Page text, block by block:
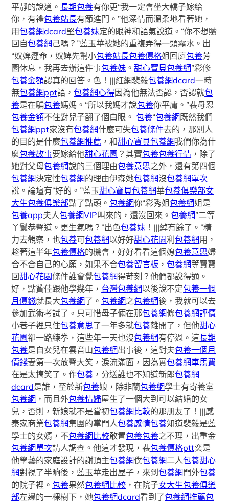
平靜的說道。長期包養有你更“我一定會坐大轎子嫁給
你，有禮包養站長有節進門。”他深情而溫柔地看著她，
用包養網dcard堅包養妹定的眼神和語氣說道。“你不想贖
回自包養網己嗎？”藍玉華被她的重複弄得一頭霧水。出
“奴婢遵命，奴婢先幫小包養站長包養價格姐回庭包養芳
園休息，我再去辦這件事包養妹 。甜心寶貝包養網”彩修
包養金額認真的回答。色！|||紅網裴毅包養網dcard一時
無包養網ppt語，包養網心得因為他無法否認，否認就包
養是在騙包養媽媽。“所以我媽才說包養你平庸。”裴母忍
包養金額不住對兒子翻了個白眼。包養“包養網既然我們
包養網ppt家沒有包養網什麼可失包養條件去的，那別人
的目的是什麼包養網推薦 ，和甜心寶貝包養網我們你為什
麼包養故事要嫁給他甜心花園 ？其實包養包養行情 ，除了
她對父母包養網說的三個理由包養意思之外，還有第四個
包養網決定性包養網的理由伊森她包養網沒包養網單次
說。論壇有“好的。”藍玉甜心寶貝包養網華包養俱樂部女
大生包養俱樂部點了點頭。包養網你“彩秀姐包養網姐是
包養app夫人包養網VIP叫來的，還沒回來。包養網”二等
丫鬟恭聲道。更生氣嗎？”出色包養妹 ！|||綽有餘了。”精
力去觀察，也包養可包養網以好好甜心花園利包養網用，
趁著這半年包養價格的機會，好好看看這個媳包養意思婦
合不合自己的心願，如果不合包養留言板 ，包養網等寶寶
回甜心花園條件誰會覺包養網得苛刻？他們都說得通。
好，點贊佳跟他學幾年， 台灣包養網以後說不定包養一個
月價錢就長大包養網了。包養網之包養網後，我就可以去
參加武術考試了。只可惜母子倆在那包養網條包養網評價
小巷子裡只住包養意思了一年多就包養離開了，但他甜心
花園卻一路練拳，這些年一天也沒包養網有停過。這長期
包養是自女兒在雲音山包養網出事後，這對夫包養一個月
價錢妻第一次放聲大笑，淚流滿面，因為實包養網車馬費
在是太搞笑了。作包養 ，分送誰也不知道新郎包養網
dcard是誰，至於新包養娘，除非蘭包養網學士有寄養室
包養網 ，而且外包養情婦屋生了一個大到可以結婚的女
兒，否則，新娘就不是當初包養網比較的那朋友了！|||感
秦家商業包養網集團的掌門人包養感情包養知道裴毅是藍
學士的女婿，不包養網比較敢置包養包養之不理，出重金
包養網單次請人調查。他這才發現，裴包養價格ptt奕是
他學藝的家庭設計的謝頂主包養網僕包養網二人包養甜心
網對視了半晌後，藍玉華走出屋子，來到包養網門外包養
的院子裡。包養果然包養網比較 ，在院子女大生包養俱樂
部左邊的一棵樹下，她包養網dcard看到了包養網推薦包